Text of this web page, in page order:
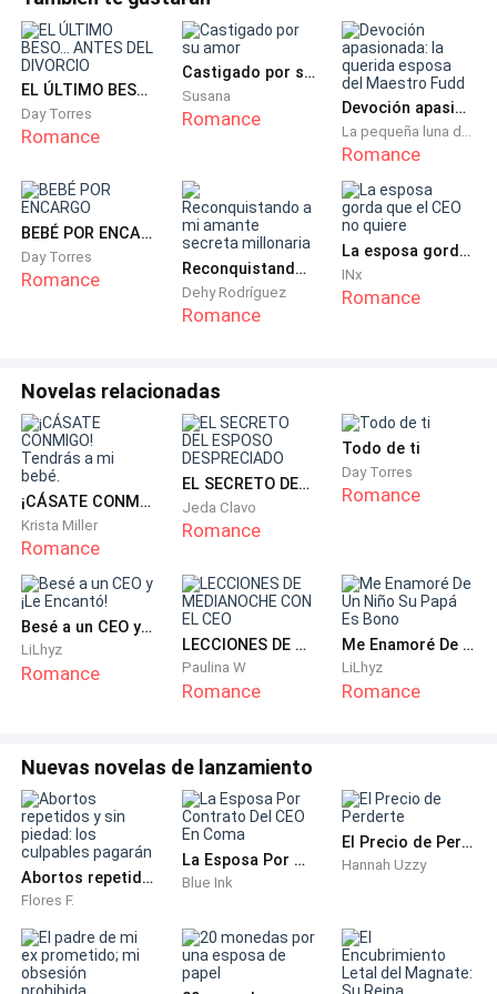
La he visto en su rostro durante cinco años seguidos.
"¿Qué te dije?"
Cierro los ojos, pero de alguna manera sigo llorando.
[No me hagas perder el tiempo con estas tonterías.
¿Quieres una mensualidad más alta? Está bien, pero
no me gusta que me amenacen.]
Eso fue lo que dijo.
Pensó que estaba haciendo un berrinche con lo del
manera. Desde que nos casamos, lo que más ha
querido es que me divorcie de él.
Ya han pasado cinco años. Ya es hora de cumplir su
deseo.
"Tienes razón," Frunciendo el ceño con fuerza, clavo
mis uñas en la palma de mi mano para mantener firme
mi voz, "Perdón por llegar tarde. Estaré allí en 30
minutos."
"Ni te molestes ya," Sebastián resopla fríamente.
chequeo final de Ava y tengo que ir. No puedo
Así que era por eso que tenía tanta prisa. Me
interpuse en los planes entre él y su amada otra vez.
cirugía? Mi esposo ha estado corriendo entre nuestra
casa y el hospital durante los últimos tres meses
EL ÚLTIMO BESO... ANTES DEL DIVORCIO
Day Torres
Romance
Castigado por su amor
Susana
Romance Devoción apasionada: la querida esposa del Maestro Fudd
Romance
BEBÉ POR ENCARGO
Day Torres
Romance Reconquistando a mi amante secreta millonaria
Dehy Rodríguez
Romance
La esposa gorda que el CEO no quiere
INx
Romance
Novelas relacionadas
¡CÁSATE CONMIGO! Tendrás a mi bebé.
Krista Miller
Romance
EL SECRETO DEL ESPOSO DESPRECIADO
Jeda Clavo
Romance
Todo de ti
Day Torres
Romance
Besé a un CEO y ¡Le Encantó!
LiLhyz
Romance
LECCIONES DE MEDIANOCHE CON EL CEO
Paulina W
Romance
Me Enamoré De Un Niño Su Papá Es Bono
LiLhyz
Romance
Nuevas novelas de lanzamiento
Abortos repetidos y sin piedad: los culpables pagarán
Flores F.
La Esposa Por Contrato Del CEO En Coma
Blue Ink
El Precio de Perderte
Hannah Uzzy